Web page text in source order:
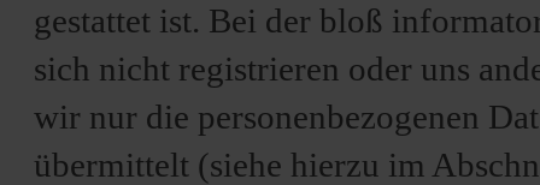
gestattet ist. Bei der bloß
sich nicht registrieren oder uns
wir nur die personenbezogenen
übermittelt (siehe hierzu im